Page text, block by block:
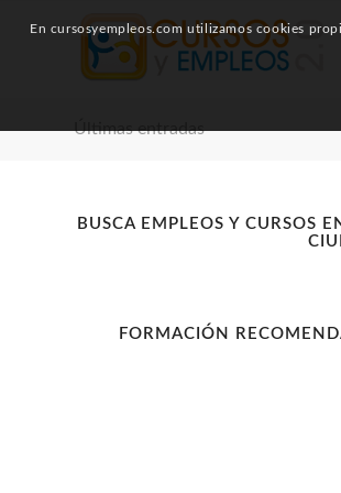
Últimas entradas
BUSCA EMPLEOS Y CURSOS
FORMACIÓN
En cursosyempleos.com utilizamos cookies